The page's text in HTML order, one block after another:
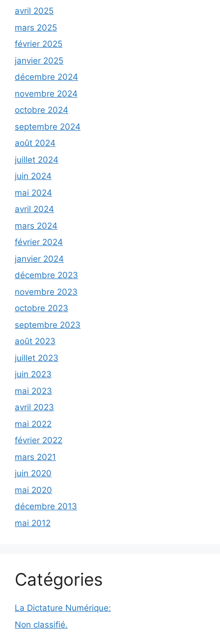
avril 2025
mars 2025
février 2025
janvier 2025
décembre 2024
novembre 2024
octobre 2024
septembre 2024
août 2024
juillet 2024
juin 2024
mai 2024
avril 2024
mars 2024
février 2024
janvier 2024
décembre 2023
novembre 2023
octobre 2023
septembre 2023
août 2023
juillet 2023
juin 2023
mai 2023
avril 2023
mai 2022
février 2022
mars 2021
juin 2020
mai 2020
décembre 2013
mai 2012
Catégories
La Dictature Numérique:
Non classifié.